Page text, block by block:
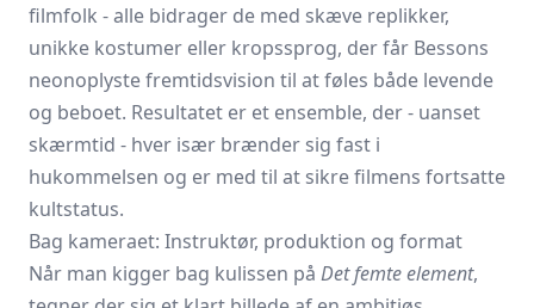
filmfolk - alle bidrager de med skæve replikker,
unikke kostumer eller kropssprog, der får Bessons
neonoplyste fremtidsvision til at føles både levende
og beboet. Resultatet er et ensemble, der - uanset
skærmtid - hver især brænder sig fast i
hukommelsen og er med til at sikre filmens fortsatte
kultstatus.
Bag kameraet: Instruktør, produktion og format
Når man kigger bag kulissen på Det femte element,